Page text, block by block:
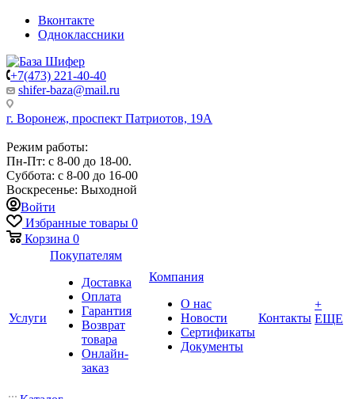
Вконтакте
Одноклассники
+7(473) 221-40-40
shifer-baza@mail.ru
г. Воронеж, проспект Патриотов, 19А
Режим работы:
Пн-Пт: с 8-00 до 18-00.
Суббота: с 8-00 до 16-00
Воскресенье: Выходной
Войти
Избранные товары 0
Корзина 0
Услуги
Покупателям
Доставка
Оплата
Гарантия
Возврат
товара
Онлайн-
заказ
Компания
О нас
Новости
Сертификаты
Документы
Контакты
+
ЕЩЕ